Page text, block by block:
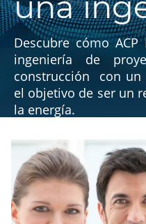
Descubre cómo
ingeniería de
construcción con un
el objetivo de ser un
la energía.